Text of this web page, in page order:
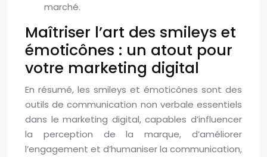
marché.
Maîtriser l’art des smileys et
émoticônes : un atout pour
votre marketing digital
En résumé, les smileys et émoticônes sont des
outils de communication non verbale essentiels
dans le marketing digital, capables d’influencer
la perception de la marque, d’améliorer
l’engagement et d’humaniser la communication,